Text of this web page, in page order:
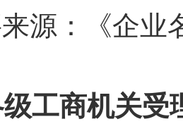
源：《企业
工商机关受